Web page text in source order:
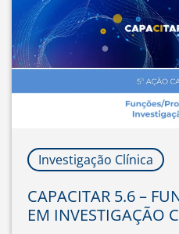
CAPACITAR 5.6 –
EM INVESTIGAÇÃO
Investigação Clínica